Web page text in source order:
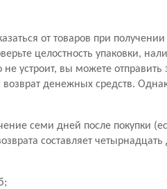
от товаров при
целостность упаковки,
устроит, вы можете
денежных средств.
семи дней после покупки
составляет